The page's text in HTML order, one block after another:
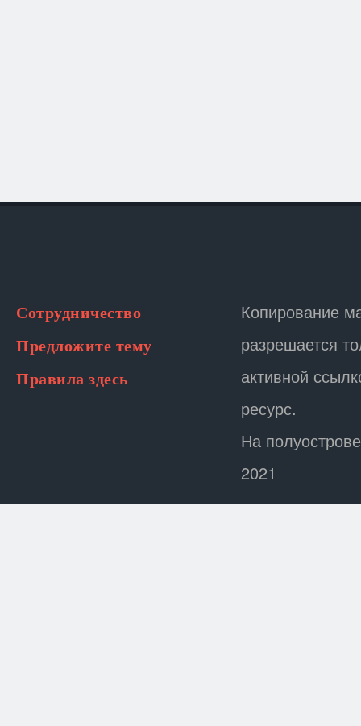
Сотрудничество
Предложите тему
Правила здесь
Копирование
разрешается
активной
ресурс.
На
2021